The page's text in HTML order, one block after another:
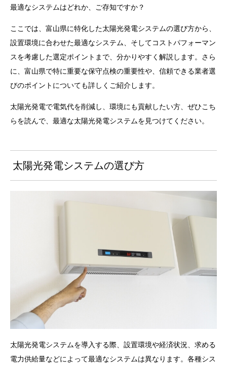
最適なシステムはどれか、ご存知ですか？
ここでは、富山県に特化した太陽光発電システムの選び方から、
設置環境に合わせた最適なシステム、そしてコストパフォーマン
スを考慮した選定ポイントまで、分かりやすく解説します。さら
に、富山県で特に重要な保守点検の重要性や、信頼できる業者選
びのポイントについても詳しくご紹介します。
太陽光発電で電気代を削減し、環境にも貢献したい方、ぜひこち
らを読んで、最適な太陽光発電システムを見つけてください。
太陽光発電システムの選び方
太陽光発電システムを導入する際、設置環境や経済状況、求める
電力供給量などによって最適なシステムは異なります。各種シス